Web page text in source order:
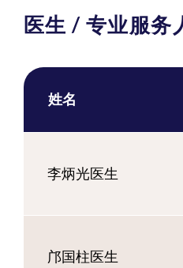
医生 / 专业服务
姓名
李炳光医生
邝国柱医生